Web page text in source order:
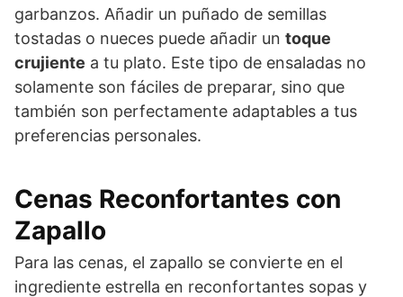
garbanzos. Añadir un puñado de semillas
tostadas o nueces puede añadir un toque
crujiente a tu plato. Este tipo de ensaladas no
solamente son fáciles de preparar, sino que
también son perfectamente adaptables a tus
preferencias personales.
Cenas Reconfortantes con
Zapallo
Para las cenas, el zapallo se convierte en el
ingrediente estrella en reconfortantes sopas y